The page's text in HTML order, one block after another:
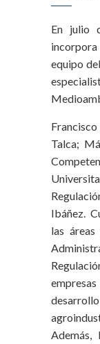
En julio
equipo
Talca;
Ibáñez.
las